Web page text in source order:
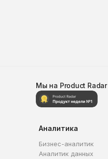
Мы на Product Radar
Аналитика
Бизнес-аналитик
Аналитик данных